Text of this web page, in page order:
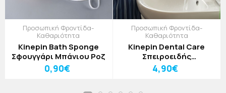
Προσωπική Φροντίδα-
Καθαριότητα
Kinepin Bath Sponge
Σφουγγάρι Μπάνιου Ροζ
0,90€
Προσωπική Φροντίδα-
Καθαριότητα
Kinepin Dental Care
Σπειροειδής
Οδοντόβουρτσα Με
Μαλακές Τρίχες 2τεμ
4,90€